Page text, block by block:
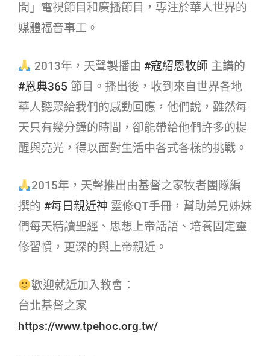
間」電視節目和廣播節目，專注於華人世界的
媒體福音事工。
2013年，天聲製播由 #寇紹恩牧師​ 主講的
#恩典365​ 節目。播出後，收到來自世界各地
華人聽眾給我們的感動回應，他們說，雖然每
天只有幾分鐘的時間，卻能帶給他們許多的提
醒與亮光，得以面對生活中各式各樣的挑戰。
2015年，天聲推出由基督之家牧者團隊編
撰的 #每日親近神​ 靈修QT手冊，幫助弟兄姊妹
們每天精讀聖經、思想上帝話語、培養固定靈
修習慣，更深的與上帝親近。
歡迎就近加入教會：
台北基督之家
https://www.tpehoc.org.tw/